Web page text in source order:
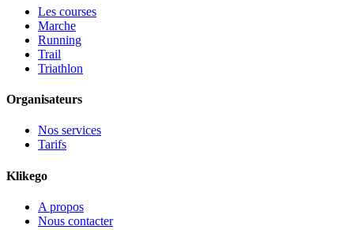
Les courses
Marche
Running
Trail
Triathlon
Organisateurs
Nos services
Tarifs
Klikego
A propos
Nous contacter